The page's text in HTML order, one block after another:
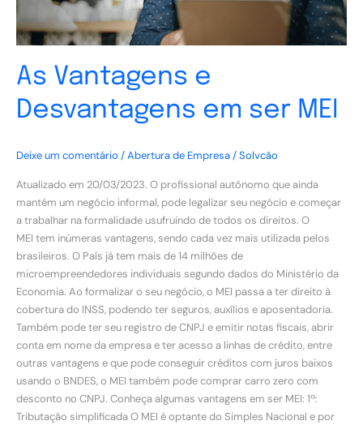
As Vantagens e
Desvantagens em ser MEI
Deixe um comentário /Abertura de Empresa/Solvcão
Atualizado em 20/03/2023. O profissional autônomo que ainda
mantém um negócio informal, pode legalizar seu negócio e começar
a trabalhar na formalidade usufruindo de todos os direitos. O
MEI tem inúmeras vantagens, sendo cada vez mais utilizada pelos
brasileiros. O País já tem mais de 14 milhões de
microempreendedores individuais segundo dados do Ministério da
Economia. Ao formalizar o seu negócio, o MEI passa a ter direito à
cobertura do INSS, podendo ter seguros, auxílios e aposentadoria.
Também pode ter seu registro de CNPJ e emitir notas fiscais, abrir
conta em nome da empresa e ter acesso a linhas de crédito, entre
outras vantagens e que pode conseguir créditos com juros baixos
usando o BNDES, o MEI também pode comprar carro zero com
desconto no CNPJ. Conheça algumas vantagens em ser MEI: 1ª:
Tributação simplificada O MEI é optante do Simples Nacional e por